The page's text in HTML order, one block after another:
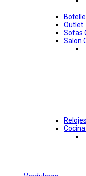
Outlet
Sofas
Salon
Relojes